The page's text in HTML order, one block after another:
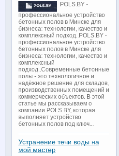
POLS.BY -
профессиональное устройство
бетонных полов в Минске для
бизнеса: технологии, качество и
комплексный подход..POLS.BY -
профессиональное устройство
бетонных полов в Минске для
бизнеса: технологии, качество и
комплексный
подход..Современные бетонные
полы - это технологичное и
надёжное решение для складов,
производственных помещений и
коммерческих объектов. В этой
статье мы рассказываем о
компании POLS.BY, которая
выполняет устройство
бетонных полов под ключ...
Устранение течи воды на
мой мастер